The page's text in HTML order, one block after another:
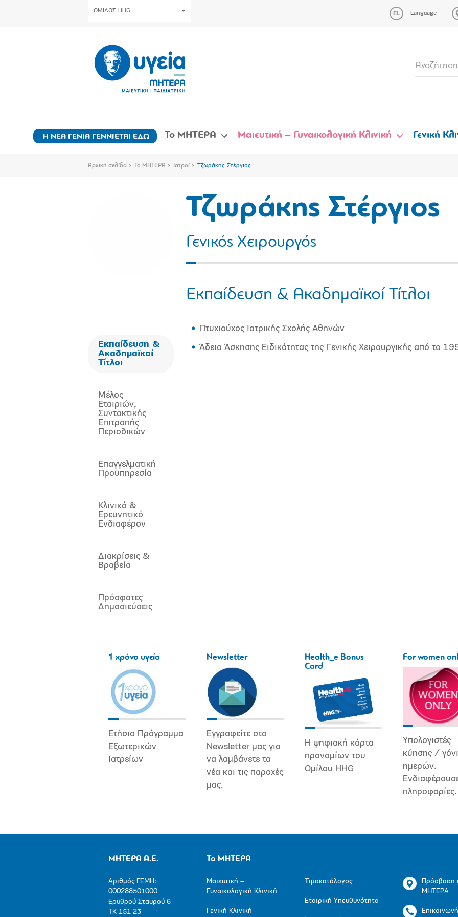
ΟΜΙΛΟΣ HHG Language
Η ΝΕΑ ΓΕΝΙΑ ΓΕΝΝΙΕΤΑΙ ΕΔΩ Το ΜΗΤΕΡΑ Μαιευτική – Γυναικολογική Κλινική Γενική
Αρχική σελίδα Το ΜΗΤΕΡΑ Ιατροί Τζωράκης Στέργιος
Τζωράκης Στέργιος
Γενικός Χειρουργός
Εκπαίδευση &
Ακαδημαϊκοί
Τίτλοι
Μέλος
Εταιριών,
Συντακτικής
Επιτροπής
Περιοδικών
Επαγγελματική
Προϋπηρεσία
Κλινικό &
Ερευνητικό
Ενδιαφέρον
Διακρίσεις &
Βραβεία
Πρόσφατες
Δημοσιεύσεις
Εκπαίδευση & Ακαδημαϊκοί Τίτλοι
Πτυχιούχος Ιατρικής Σχολής Αθηνών
Άδεια Άσκησης Ειδικότητας της Γενικής Χειρουργικής από το
1 χρόνο υγεία
Ετήσιο Πρόγραμμα
Εξωτερικών
Ιατρείων
Newsletter
Εγγραφείτε στο
Newsletter μας για
να λαμβάνετε τα
νέα και τις παροχές
μας.
Health_e Bonus
Card
Η ψηφιακή κάρτα
προνομίων του
Ομίλου HHG
For women
Υπολογιστές
κύησης /
ημερών.
πληροφορίες.
ΜΗΤΕΡΑ Α.Ε.
Αριθμός ΓΕΜΗ:
000288501000
Ερυθρού Σταυρού 6
ΤΚ 151 23
Το ΜΗΤΕΡΑ
Μαιευτική –
Γυναικολογική Κλινική
Γενική Κλινική
Τιμοκατάλογος
Εταιρική Υπευθυνότητα
Πρόσβαση
ΜΗΤΕΡΑ